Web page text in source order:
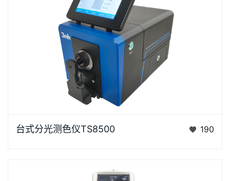
研发的分光测色仪，采用双阵列CMOS图像感应器具有
台式分光测色仪TS8500 190